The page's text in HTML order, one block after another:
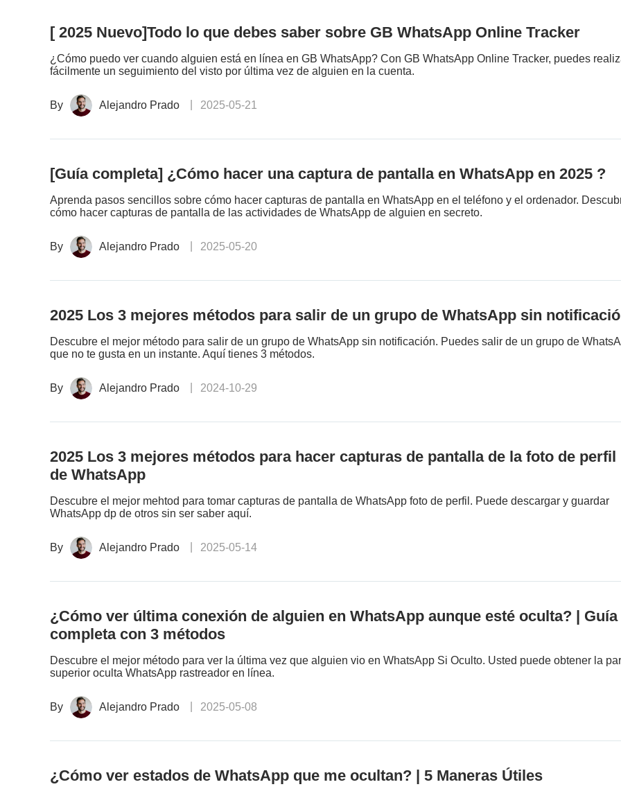
[ 2025 Nuevo]Todo lo que debes saber sobre GB WhatsApp Online Tracker
¿Cómo puedo ver cuando alguien está en línea en GB WhatsApp? Con GB WhatsApp Online Tracker, puedes
fácilmente un seguimiento del visto por última vez de alguien en la cuenta.
By Alejandro Prado 2025-05-21
[Guía completa] ¿Cómo hacer una captura de pantalla en WhatsApp en 2025 ?
Aprenda pasos sencillos sobre cómo hacer capturas de pantalla en WhatsApp en el teléfono y el ordenador.
cómo hacer capturas de pantalla de las actividades de WhatsApp de alguien en secreto.
By Alejandro Prado 2025-05-20
2025 Los 3 mejores métodos para salir de un grupo de WhatsApp sin
Descubre el mejor método para salir de un grupo de WhatsApp sin notificación. Puedes salir de un grupo de
que no te gusta en un instante. Aquí tienes 3 métodos.
By Alejandro Prado 2024-10-29
2025 Los 3 mejores métodos para hacer capturas de pantalla de la foto de perfil
de WhatsApp
Descubre el mejor mehtod para tomar capturas de pantalla de WhatsApp foto de perfil. Puede descargar y guardar
WhatsApp dp de otros sin ser saber aquí.
By Alejandro Prado 2025-05-14
¿Cómo ver última conexión de alguien en WhatsApp aunque esté oculta? | Guía
completa con 3 métodos
Descubre el mejor método para ver la última vez que alguien vio en WhatsApp Si Oculto. Usted puede obtener la
superior oculta WhatsApp rastreador en línea.
By Alejandro Prado 2025-05-08
¿Cómo ver estados de WhatsApp que me ocultan? | 5 Maneras Útiles